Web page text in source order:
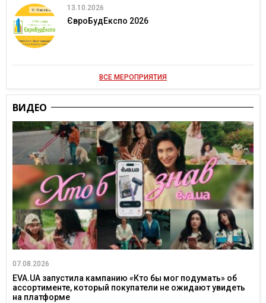
13.10.2026
ЄвроБудЕкспо 2026
ВСЕ МЕРОПРИЯТИЯ
ВИДЕО
07.08.2026
EVA.UA запустила кампанию «Кто бы мог подумать» об
ассортименте, который покупатели не ожидают увидеть
на платформе